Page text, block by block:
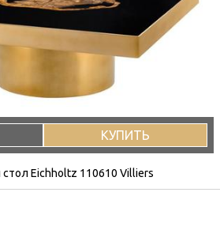
КУПИТЬ
Eichholtz 110610 Villiers